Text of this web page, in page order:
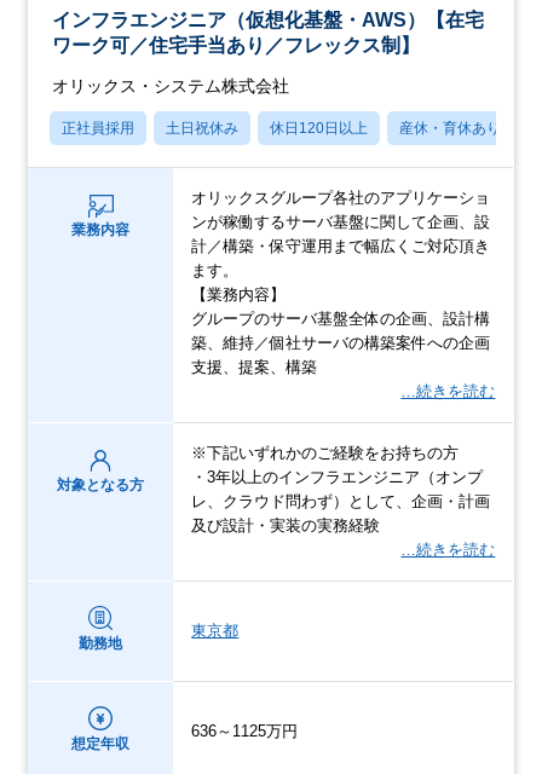
インフラエンジニア（仮想化基盤・AWS）【在宅
ワーク可／住宅手当あり／フレックス制】
オリックス・システム株式会社
正社員採用 土日祝休み 休日120日以上 産休・育休あり
業務内容
オリックスグループ各社のアプリケーショ
ンが稼働するサーバ基盤に関して企画、設
計／構築・保守運用まで幅広くご対応頂き
ます。
【業務内容】
グループのサーバ基盤全体の企画、設計構
築、維持／個社サーバの構築案件への企画
支援、提案、構築
…続きを読む
対象となる方
※下記いずれかのご経験をお持ちの方
・3年以上のインフラエンジニア（オンプ
レ、クラウド問わず）として、企画・計画
及び設計・実装の実務経験
…続きを読む
勤務地
東京都
想定年収
636～1125万円